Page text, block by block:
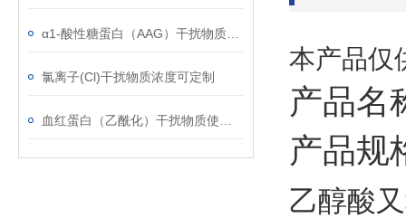
氯离子(Cl)干扰物质浓度可定制
本产品仅
产品名
产品规
乙醇酸